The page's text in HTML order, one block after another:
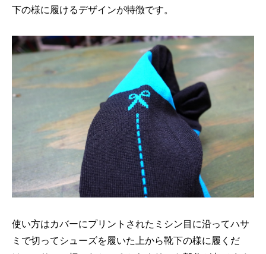
下の様に履けるデザインが特徴です。
使い方はカバーにプリントされたミシン目に沿ってハサ
ミで切ってシューズを履いた上から靴下の様に履くだ